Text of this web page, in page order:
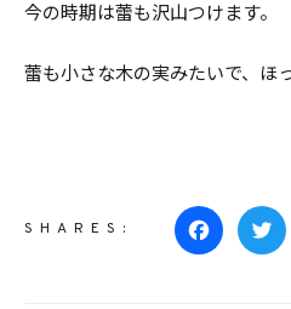
今の時期は蕾も沢山つけます。
蕾も小さな木の実みたいで、ほ
SHARES: